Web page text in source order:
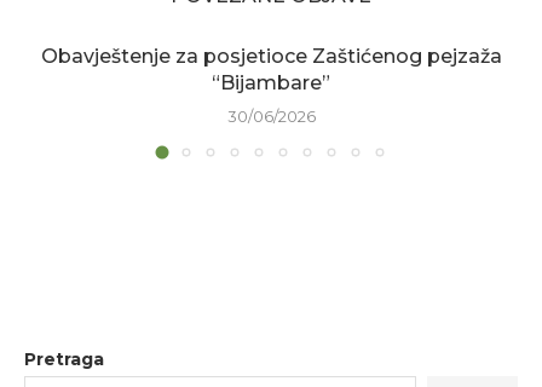
Obavještenje za posjetioce Zaštićenog pejzaža
“Bijambare”
30/06/2026
Pretraga